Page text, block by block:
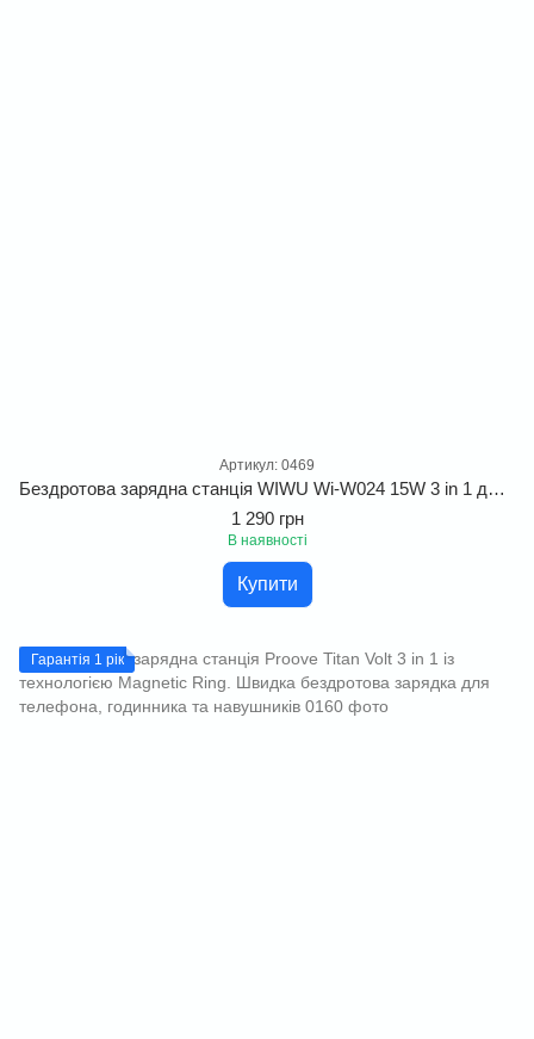
Артикул: 0469
Бездротова зарядна станція WIWU Wi-W024 15W 3 in 1 для одночасного заряджання гаджетів
1 290 грн
В наявності
Купити
Гарантія 1 рік